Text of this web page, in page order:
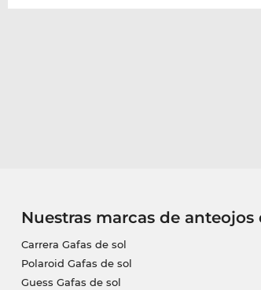
Nuestras marcas de
Carrera Gafas de sol
Polaroid Gafas de sol
Guess Gafas de sol